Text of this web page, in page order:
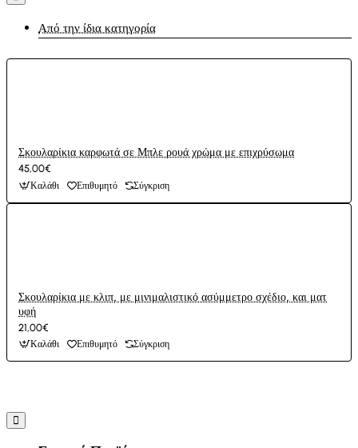
Από την ίδια κατηγορία
Σκουλαρίκια καρφωτά σε Μπλε ρουά χρώμα με επιχρύσωμα
45,00€
Καλάθι
Επιθυμητό Σύγκριση
Σκουλαρίκια με κλιπ, με μινιμαλιστικό ασύμμετρο σχέδιο, και ματ
υφή
21,00€
Καλάθι
Επιθυμητό Σύγκριση